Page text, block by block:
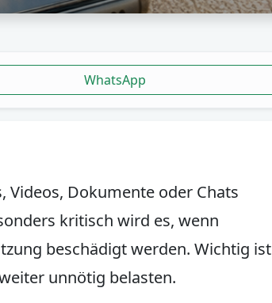
WhatsApp
Videos, Dokumente oder Chats
kritisch wird es, wenn
beschädigt werden. Wichtig ist
unnötig belasten.